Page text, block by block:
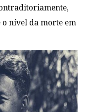
o nível da morte em